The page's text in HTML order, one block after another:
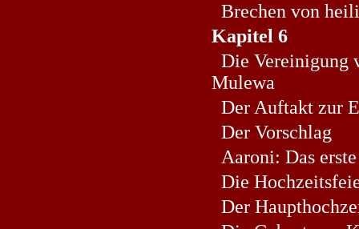
Brechen von
Kapitel 6
Die Vereinigung
Mulewa
Der Auftakt zur
Der Vorschlag
Aaroni: Das
Die
Der